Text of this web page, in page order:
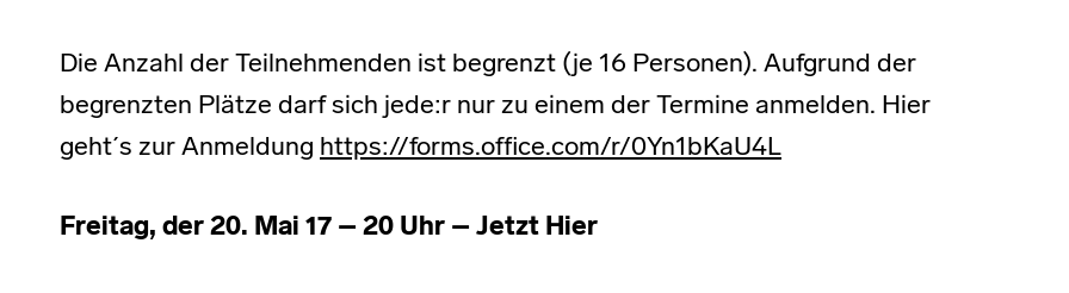
Die Anzahl der Teilnehmenden ist begrenzt (je 16 Personen). Aufgrund der
begrenzten Plätze darf sich jede:r nur zu einem der Termine anmelden. Hier
geht´s zur Anmeldung https://forms.office.com/r/0Yn1bKaU4L
Freitag, der 20. Mai 17 – 20 Uhr – Jetzt Hier